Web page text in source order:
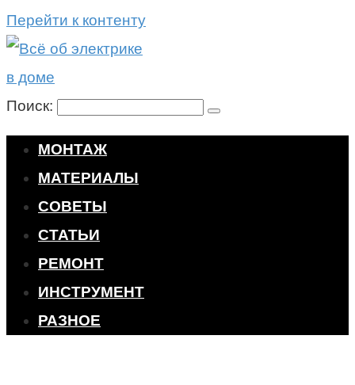
Перейти к контенту
Поиск:
МОНТАЖ
МАТЕРИАЛЫ
СОВЕТЫ
СТАТЬИ
РЕМОНТ
ИНСТРУМЕНТ
РАЗНОЕ